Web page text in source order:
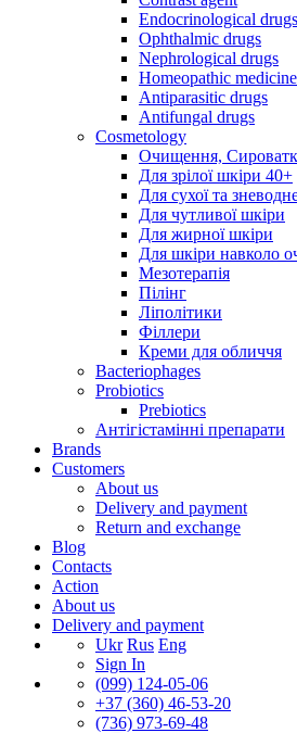
Endocrinological drugs
Ophthalmic drugs
Nephrological drugs
Homeopathic
Antiparasitic drugs
Antifungal drugs
Cosmetology
Очищення,
Для зрілої шкіри 40+
Для сухої та
Для чутливої шкіри
Для жирної шкіри
Для шкіри навколо
Мезотерапія
Пілінг
Ліполітики
Філлери
Креми для обличчя
Bacteriophages
Probiotics
Prebiotics
Антігістамінні препарати
Brands
Customers
About us
Delivery and payment
Return and exchange
Blog
Contacts
Action
About us
Delivery and payment
Ukr Rus Eng
Sign In
(099) 124-05-06
+37 (360) 46-53-20
(736) 973-69-48